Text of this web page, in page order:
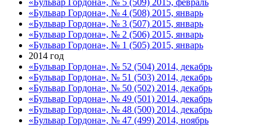
«Бульвар Гордона», № 5 (509) 2015, февраль
«Бульвар Гордона», № 4 (508) 2015, январь
«Бульвар Гордона», № 3 (507) 2015, январь
«Бульвар Гордона», № 2 (506) 2015, январь
«Бульвар Гордона», № 1 (505) 2015, январь
2014 год
«Бульвар Гордона», № 52 (504) 2014, декабрь
«Бульвар Гордона», № 51 (503) 2014, декабрь
«Бульвар Гордона», № 50 (502) 2014, декабрь
«Бульвар Гордона», № 49 (501) 2014, декабрь
«Бульвар Гордона», № 48 (500) 2014, декабрь
«Бульвар Гордона», № 47 (499) 2014, ноябрь